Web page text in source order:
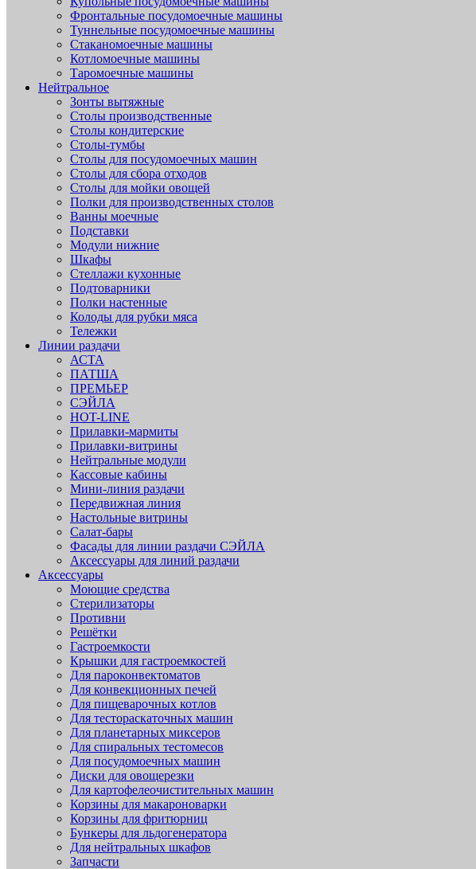
Фронтальные посудомоечные машины
Туннельные посудомоечные машины
Стаканомоечные машины
Котломоечные машины
Таромоечные машины
Нейтральное
Зонты вытяжные
Столы производственные
Столы кондитерские
Столы-тумбы
Столы для посудомоечных машин
Столы для сбора отходов
Столы для мойки овощей
Полки для производственных столов
Ванны моечные
Подставки
Модули нижние
Шкафы
Стеллажи кухонные
Подтоварники
Полки настенные
Колоды для рубки мяса
Тележки
Линии раздачи
АСТА
ПАТША
ПРЕМЬЕР
СЭЙЛА
HOT-LINE
Прилавки-мармиты
Прилавки-витрины
Нейтральные модули
Кассовые кабины
Мини-линия раздачи
Передвижная линия
Настольные витрины
Салат-бары
Фасады для линии раздачи СЭЙЛА
Аксессуары для линий раздачи
Аксессуары
Моющие средства
Стерилизаторы
Противни
Решётки
Гастроемкости
Крышки для гастроемкостей
Для пароконвектоматов
Для конвекционных печей
Для пищеварочных котлов
Для тестораскаточных машин
Для планетарных миксеров
Для спиральных тестомесов
Для посудомоечных машин
Диски для овощерезки
Для картофелеочистительных машин
Корзины для макароноварки
Корзины для фритюрниц
Бункеры для льдогенератора
Для нейтральных шкафов
Запчасти